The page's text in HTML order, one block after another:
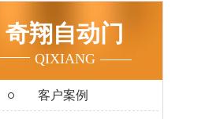
奇翔自动门
QIXIANG
客户案例